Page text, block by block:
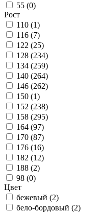
55 (0)
Рост
110 (1)
116 (7)
122 (25)
128 (234)
134 (259)
140 (264)
146 (262)
150 (1)
152 (238)
158 (295)
164 (97)
170 (87)
176 (16)
182 (12)
188 (2)
98 (0)
Цвет
бежевый (2)
бело-бордовый (2)